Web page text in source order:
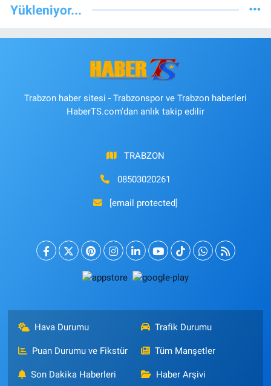
Yükleniyor...
Trabzon haber sitesi - Trabzonspor ve Trabzon haberleri
HaberTS.com'dan anlık takip edilir
TRABZON
08503020261
[email protected]
Hava Durumu Trafik Durumu
Puan Durumu ve Fikstür Tüm Manşetler
Son Dakika Haberleri Haber Arşivi